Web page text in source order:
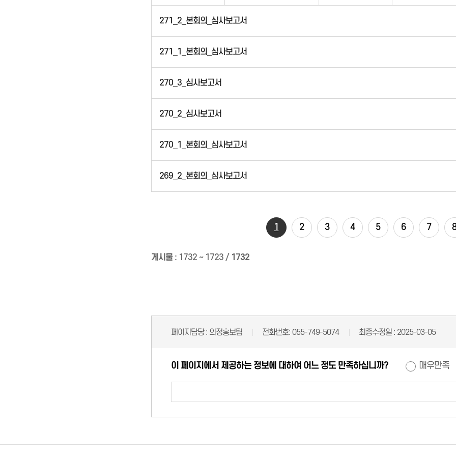
271_2_본회의_심사보고서
271_1_본회의_심사보고서
270_3_심사보고서
270_2_심사보고서
270_1_본회의_심사보고서
269_2_본회의_심사보고서
1 2 3 4 5 6 7
게시물: 1732 ~ 1723/ 1732
페이지담당 : 의정홍보팀 전화번호: 055-749-5074 최종수정일 : 2025-03-05
이 페이지에서 제공하는 정보에 대하여 어느 정도 만족하십니까? 매우만족